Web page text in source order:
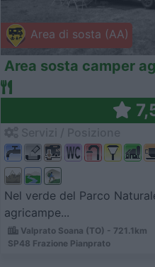
Area di sosta (AA)
Area sosta camper
Nel verde del Parco
agricampe...
Valprato Soana (TO) - 721.1km
SP48 Frazione Pianprato